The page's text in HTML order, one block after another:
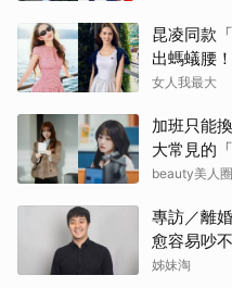
昆凌同款
出螞蟻腰
寄台灣
女人我最大
加班只能
大常見的
項？
beauty美人圈
專訪／離
愈容易吵
最貴的一份
姊妹淘